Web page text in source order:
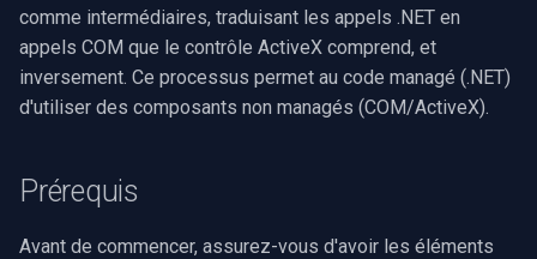
OpenGL
AWS
Spécifique à Linux
INSTAR
Zmodo
comme intermédiaires, traduisant les appels .NET en
appels COM que le contrôle ActiveX comprend, et
inversement. Ce processus permet au code managé (.NET)
d'utiliser des composants non managés (COM/ActiveX).
Prérequis
Avant de commencer, assurez-vous d'avoir les éléments